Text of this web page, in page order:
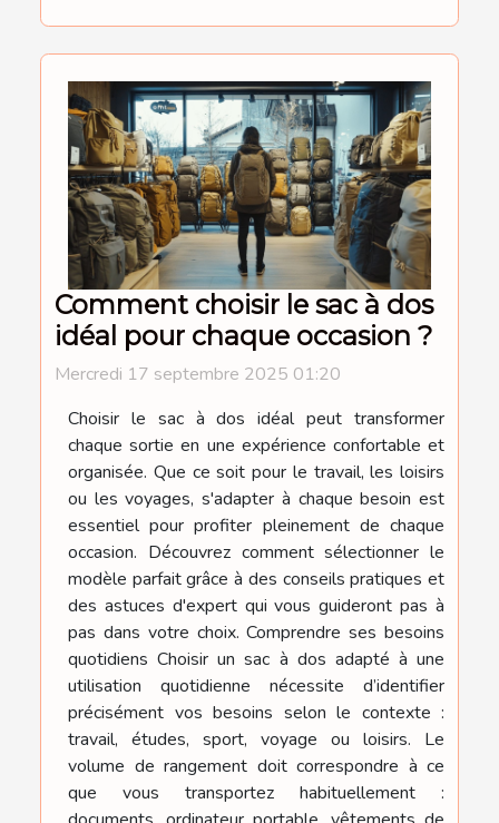
Comment choisir le sac à dos
idéal pour chaque occasion ?
Mercredi 17 septembre 2025 01:20
Choisir le sac à dos idéal peut transformer
chaque sortie en une expérience confortable et
organisée. Que ce soit pour le travail, les loisirs
ou les voyages, s'adapter à chaque besoin est
essentiel pour profiter pleinement de chaque
occasion. Découvrez comment sélectionner le
modèle parfait grâce à des conseils pratiques et
des astuces d'expert qui vous guideront pas à
pas dans votre choix. Comprendre ses besoins
quotidiens Choisir un sac à dos adapté à une
utilisation quotidienne nécessite d’identifier
précisément vos besoins selon le contexte :
travail, études, sport, voyage ou loisirs. Le
volume de rangement doit correspondre à ce
que vous transportez habituellement :